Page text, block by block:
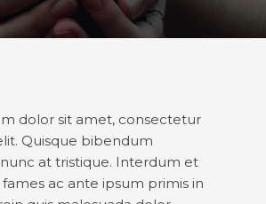
dolor sit amet, consectetur
Quisque bibendum
at tristique. Interdum et
ac ante ipsum primis in